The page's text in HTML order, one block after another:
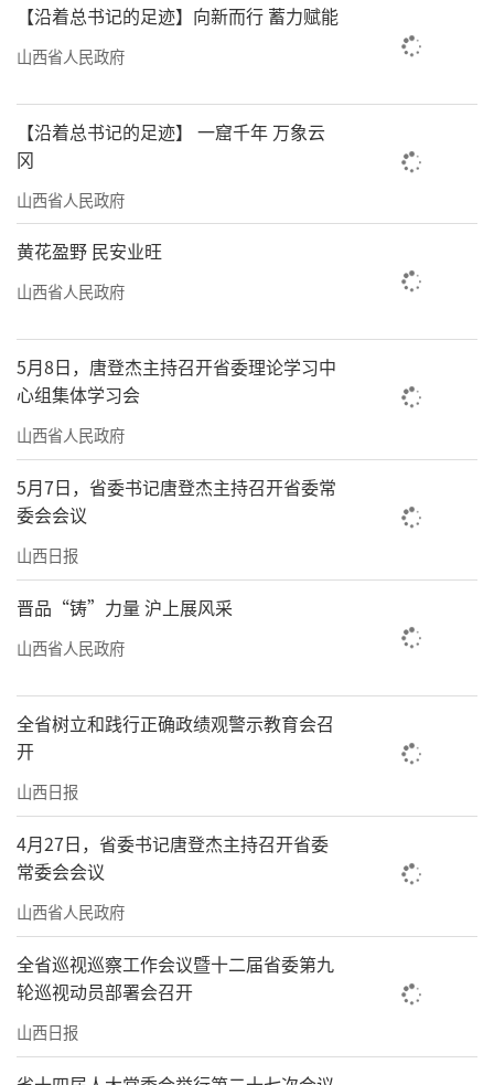
【沿着总书记的足迹】向新而行 蓄力赋能
山西省人民政府
【沿着总书记的足迹】 一窟千年 万象云
冈
山西省人民政府
黄花盈野 民安业旺
山西省人民政府
5月8日，唐登杰主持召开省委理论学习中
心组集体学习会
山西省人民政府
5月7日，省委书记唐登杰主持召开省委常
委会会议
山西日报
晋品“铸”力量 沪上展风采
山西省人民政府
全省树立和践行正确政绩观警示教育会召
开
山西日报
4月27日，省委书记唐登杰主持召开省委
常委会会议
山西省人民政府
全省巡视巡察工作会议暨十二届省委第九
轮巡视动员部署会召开
山西日报